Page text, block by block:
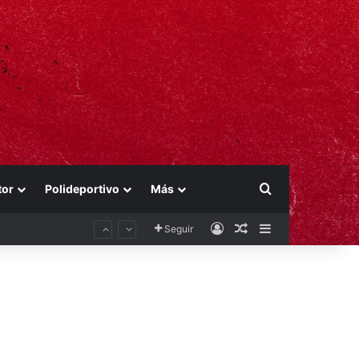
Polideportivo Más Buscar por
Seguir AccesoPublicación al
Barra lateral